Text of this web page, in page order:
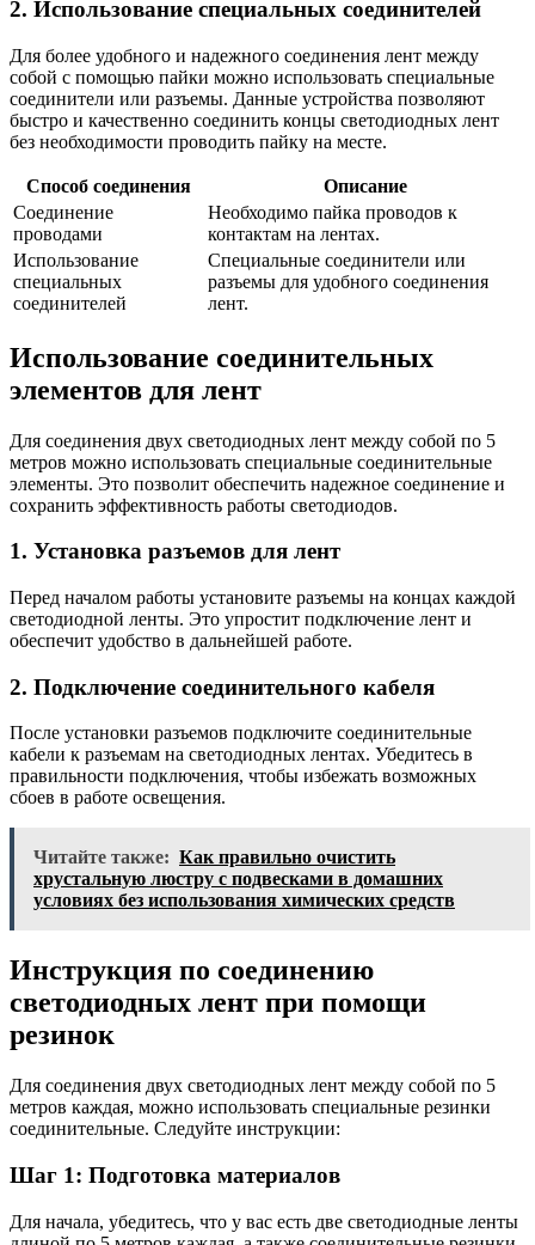
2. Использование специальных соединителей
Для более удобного и надежного соединения лент между
собой с помощью пайки можно использовать специальные
соединители или разъемы. Данные устройства позволяют
быстро и качественно соединить концы светодиодных лент
без необходимости проводить пайку на месте.
Способ соединения
Описание
Соединение
проводами
Необходимо пайка проводов к
контактам на лентах.
Использование
специальных
соединителей
Специальные соединители или
разъемы для удобного соединения
лент.
Использование соединительных
элементов для лент
Для соединения двух светодиодных лент между собой по 5
метров можно использовать специальные соединительные
элементы. Это позволит обеспечить надежное соединение и
сохранить эффективность работы светодиодов.
1. Установка разъемов для лент
Перед началом работы установите разъемы на концах каждой
светодиодной ленты. Это упростит подключение лент и
обеспечит удобство в дальнейшей работе.
2. Подключение соединительного кабеля
После установки разъемов подключите соединительные
кабели к разъемам на светодиодных лентах. Убедитесь в
правильности подключения, чтобы избежать возможных
сбоев в работе освещения.
Читайте также: Как правильно очистить
хрустальную люстру с подвесками в домашних
условиях без использования химических средств
Инструкция по соединению
светодиодных лент при помощи
резинок
Для соединения двух светодиодных лент между собой по 5
метров каждая, можно использовать специальные резинки
соединительные. Следуйте инструкции:
Шаг 1: Подготовка материалов
Для начала, убедитесь, что у вас есть две светодиодные ленты